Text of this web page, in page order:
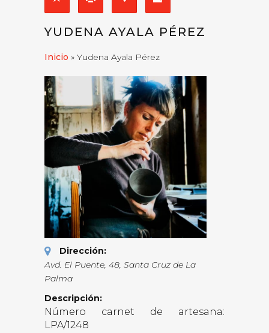
YUDENA AYALA PÉREZ
Inicio » Yudena Ayala Pérez
Dirección:
Avd. El Puente, 48 Santa Cruz de La
Palma
Descripción:
Número carnet de artesana:
LPA/1248